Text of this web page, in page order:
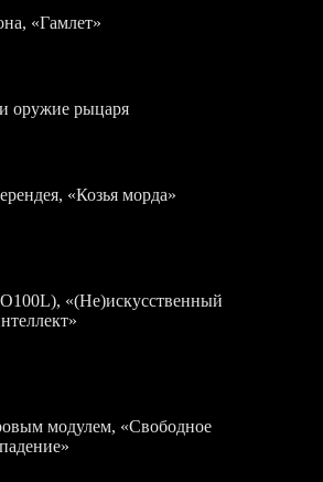
«Гамлет»
оружие рыцаря
«Козья морда»
«(Не)искусственный
модулем, «Свободное
падение»